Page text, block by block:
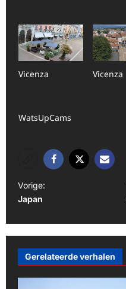
Vicenza Vicenza
WatsUpCams
B
e
r
h
Vorige:
Japan
Gerelateerde verhalen